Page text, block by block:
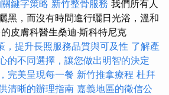
鍵字策略 新竹整骨服務 我們所有人
黑，而沒有時間進行曬日光浴，溫和
皮膚科醫生桑迪·斯科特尼克
，提升長照服務品質與可及性 了解產
的不同選擇，讓您做出明智的決定
完美呈現每一餐 新竹推拿療程 杜拜
清晰的辦理指南 嘉義地區的徵信公